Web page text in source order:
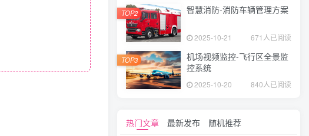
智慧消防-消防车辆管理方案
2025-10-21 671人已阅读
TOP2
机场视频监控-飞行区全景监
控系统
2025-10-20 840人已阅读
TOP3
热门文章 最新发布 随机推荐